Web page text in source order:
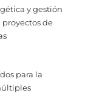
y gestión
de
para la